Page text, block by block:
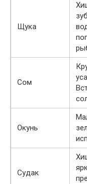
Щука
Сом
Окунь
Судак